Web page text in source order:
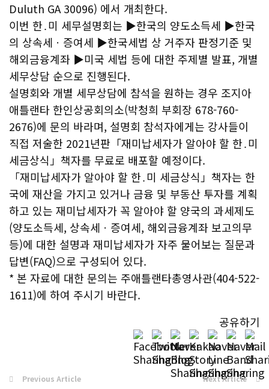
Duluth GA 30096) 에서 개최한다.
이번 한․미 세무설명회는 ▶한국의 양도소득세 ▶한국
의 상속세ㆍ증여세 ▶한국세법 상 거주자 판정기준 및
해외금융계좌 ▶미국 세법 등에 대한 주제별 발표, 개별
세무상담 순으로 진행된다.
설명회와 개별 세무상담에 참석을 원하는 경우 조지아
애틀랜타 한인상공회의소(박청희 부회장 678-760-
2676)에 문의 바라며, 설명회 참석자에게는 강사들이
직접 저술한 2021년판「재미납세자가 알아야 할 한․미
세금상식」책자를 무료로 배포할 예정이다.
「재미납세자가 알아야 할 한․미 세금상식」책자는 한
국에 재산을 가지고 있거나 금융 및 부동산 투자를 계획
하고 있는 재미납세자가 꼭 알아야 할 양국의 과세제도
(양도소득세, 상속세ㆍ증여세, 해외금융계좌 보고의무
등)에 대한 설명과 재미납세자가 자주 물어보는 질문과
답변(FAQ)으로 구성되어 있다.
* 본 자료에 대한 문의는 주애틀랜타총영사관(404-522-
1611)에 하여 주시기 바란다.
공유하기
Previous Article Next Article